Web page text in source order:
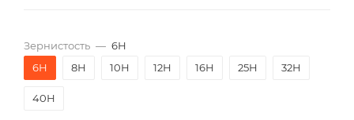
Зернистость — 6Н
6Н
8Н 10Н 12Н 16Н 25Н 32Н
40Н